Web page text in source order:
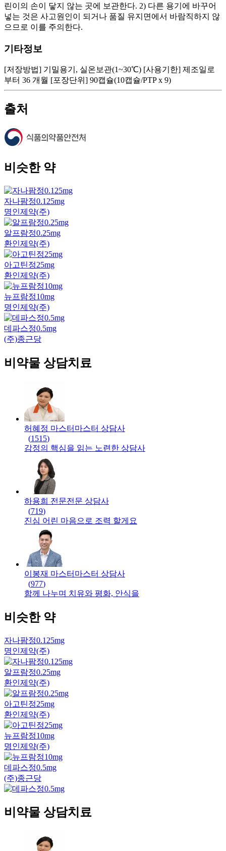
린이의 손이 닿지 않는 곳에 보관한다. 2) 다른 용기에 바꾸어
넣는 것은 사고원인이 되거나 품질 유지면에서 바람직하지 않
으므로 이를 주의한다.
기타정보
[저장방법] 기밀용기, 실온보관(1~30℃) [사용기한] 제조일로
부터 36 개월 [포장단위] 90캡슐(10캡슐/PTP x 9)
출처
비슷한 약
자나팜정0.125mg
명인제약(주)
알프람정0.25mg
환인제약(주)
아고틴정25mg
환인제약(주)
뉴프람정10mg
명인제약(주)
데파스정0.5mg
(주)종근당
비약물 상담치료
허혜정 마스터 마스터 상담사
(1515)
감정의 핵심을 읽는 노련한 상담사
하용희 전문전문 상담사
(719)
진심 어린 마음으로 조력 할게요
이봉재 마스터 마스터 상담사
(977)
함께 나누며 치유와 평화, 안식을
비슷한 약
자나팜정0.125mg
명인제약(주)
알프람정0.25mg
환인제약(주)
아고틴정25mg
환인제약(주)
뉴프람정10mg
명인제약(주)
데파스정0.5mg
(주)종근당
비약물 상담치료